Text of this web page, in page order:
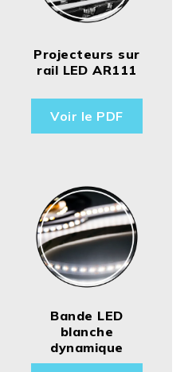
Projecteurs sur
rail LED AR111
Voir le PDF
Bande LED
blanche
dynamique